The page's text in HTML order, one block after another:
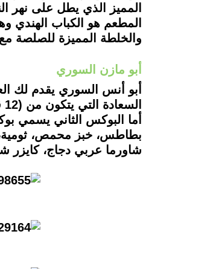
المميز الذي يطل على نهر
والخلطة المميزة للصلصة
أبو مازن السوري
أبو أنس السوري يقدم لك
شاورما عربي دجاج، كايزر شاورما دجاج، 2 قطعة استربس، بطاطس، خبز